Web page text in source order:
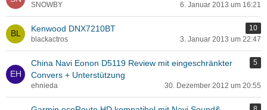
SNOWBY
6. Januar 2013 um 16:21
Kenwood DNX7210BT
10
blackactros
3. Januar 2013 um 22:47
China Navi Eonon D5119 Review mit eingeschränkter
Convers + Unterstützung
5
ehnieda 30. Dezember 2012 um 20:55